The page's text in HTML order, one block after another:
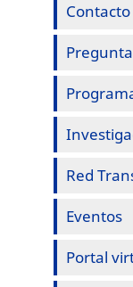
Contacto
Red
Eventos
Portal